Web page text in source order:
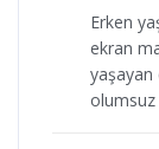
Erken
ekran
yaşayan